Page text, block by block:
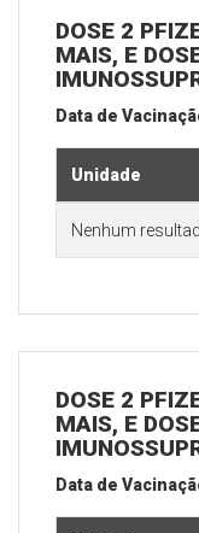
DOSE 2
MAIS, E
Data de
Unidade
Nenhum
DOSE 2
MAIS, E
Data de